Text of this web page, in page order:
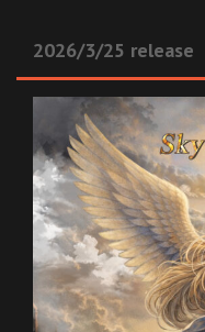
2026/3/25 release